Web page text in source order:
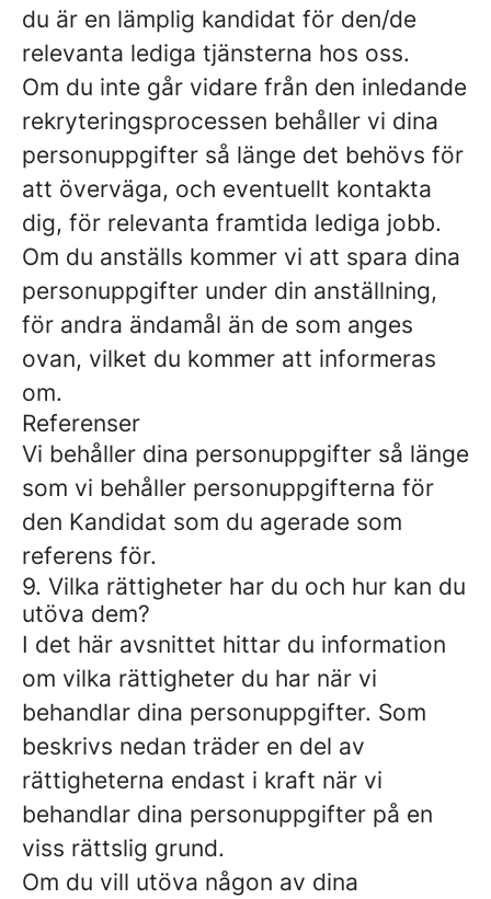
du är en lämplig kandidat för den/de
relevanta lediga tjänsterna hos oss.
Om du inte går vidare från den inledande
rekryteringsprocessen behåller vi dina
personuppgifter så länge det behövs för
att överväga, och eventuellt kontakta
dig, för relevanta framtida lediga jobb.
Om du anställs kommer vi att spara dina
personuppgifter under din anställning,
för andra ändamål än de som anges
ovan, vilket du kommer att informeras
om.
Referenser
Vi behåller dina personuppgifter så länge
som vi behåller personuppgifterna för
den Kandidat som du agerade som
referens för.
9. Vilka rättigheter har du och hur kan du
utöva dem?
I det här avsnittet hittar du information
om vilka rättigheter du har när vi
behandlar dina personuppgifter. Som
beskrivs nedan träder en del av
rättigheterna endast i kraft när vi
behandlar dina personuppgifter på en
viss rättslig grund.
Om du vill utöva någon av dina